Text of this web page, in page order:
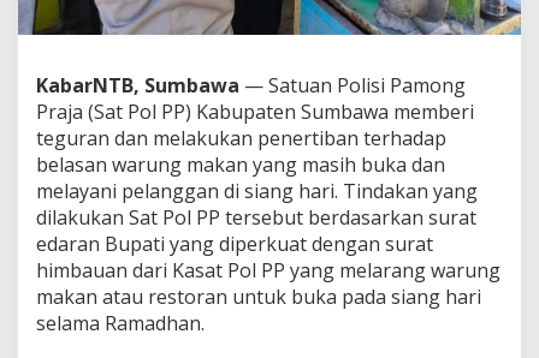
u
n
M
a
k
a
n
D
i
e
r
t
KabarNTB, Sumbawa — Satuan Polisi Pamong
Praja (Sat Pol PP) Kabupaten Sumbawa memberi
teguran dan melakukan penertiban terhadap
belasan warung makan yang masih buka dan
melayani pelanggan di siang hari. Tindakan yang
dilakukan Sat Pol PP tersebut berdasarkan surat
edaran Bupati yang diperkuat dengan surat
himbauan dari Kasat Pol PP yang melarang warung
makan atau restoran untuk buka pada siang hari
selama Ramadhan.